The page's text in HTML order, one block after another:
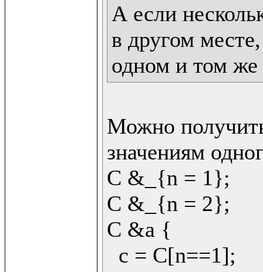
А если
в другом
одном и том же
Можно
значениям
C &_{n = 1};
C &_{n = 2};
C &a {